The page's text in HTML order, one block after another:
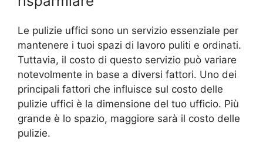
Le pulizie uffici sono un servizio essenziale per
mantenere i tuoi spazi di lavoro puliti e ordinati.
Tuttavia, il costo di questo servizio può variare
notevolmente in base a diversi fattori. Uno dei
principali fattori che influisce sul costo delle
pulizie uffici è la dimensione del tuo ufficio. Più
grande è lo spazio, maggiore sarà il costo delle
pulizie.